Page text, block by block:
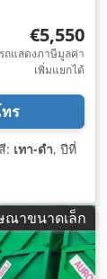
€5,550
ถแสดงภาษีมูลค่า
เพิ่มแยกได้
ร
: เทา-ดำ, ปีที่
ณาขนาดเล็ก